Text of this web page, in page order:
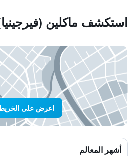
استكشف ماكلين
اعرض على
أشهر المعالم